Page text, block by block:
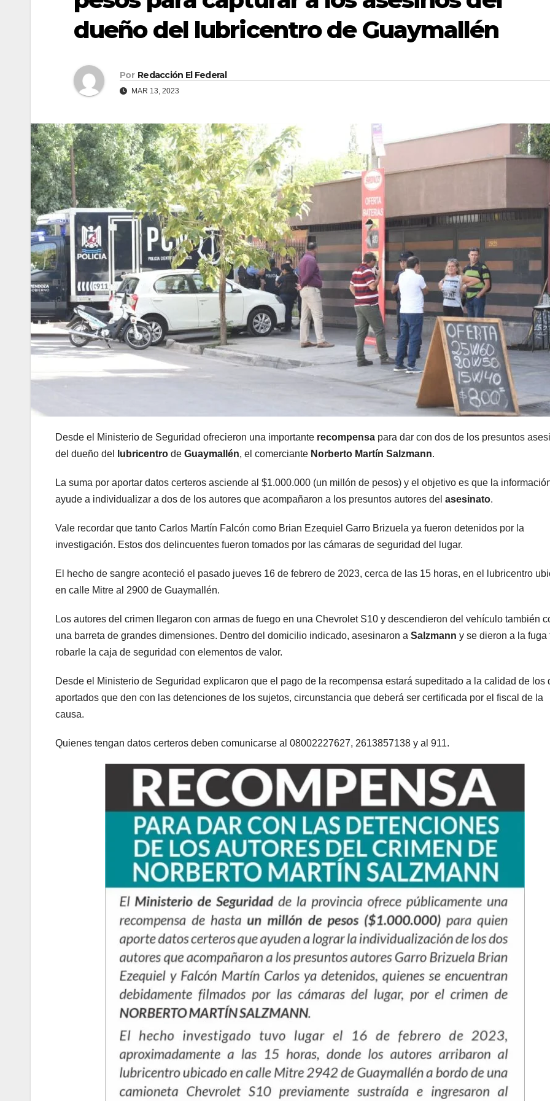
dueño del lubricentro de Guaymallén
Por Redacción El Federal
MAR 13, 2023
Desde el Ministerio de Seguridad ofrecieron una importante recompensa para dar con dos de los presuntos
del dueño del
lubricentro de Guaymallén, el comerciante Norberto Martín Salzmann.
La suma por aportar datos certeros asciende al $1.000.000 (un millón de pesos) y el objetivo es que la
ayude a individualizar a dos de los autores que acompañaron a los presuntos autores del asesinato.
Vale recordar que tanto Carlos Martín Falcón como Brian Ezequiel Garro Brizuela ya fueron detenidos por la
investigación. Estos dos delincuentes fueron tomados por las cámaras de seguridad del lugar.
El hecho de sangre aconteció el pasado jueves 16 de febrero de 2023, cerca de las 15 horas, en el lubricentro
en calle Mitre al 2900 de Guaymallén.
Los autores del crimen llegaron con armas de fuego en una Chevrolet S10 y descendieron del vehículo también
una barreta de grandes dimensiones. Dentro del domicilio indicado, asesinaron a Salzmann y se dieron a la fuga
robarle la caja de seguridad con elementos de valor.
Desde el Ministerio de Seguridad explicaron que el pago de la recompensa estará supeditado a la calidad de los
aportados que den con las detenciones de los sujetos, circunstancia que deberá ser certificada por el fiscal de la
causa.
Quienes tengan datos certeros deben comunicarse al 08002227627, 2613857138 y al 911.
MENDOZA
Distintos
operativos en
Mendoza
terminaron
con cuatro
delincuentes
detenidos
MENDOZA
506
aire
WIFI y
lujo:
tren
que
Al igual que
Fernández
Sagasti, ahora
un senador
radical pidió
votar en
forma remota
5 AGOSTO, 2026
votar a
una
“Es un